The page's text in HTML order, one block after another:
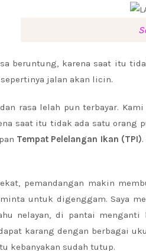
beruntung, karena saat itu
jalan akan licin.
dan rasa lelah pun terbayar.
saat itu tidak ada satu orang
Tempat Pelelangan Ikan (TPI)
pemandangan makin
untuk digenggam. Saya
nelayan, di pantai menganti
karang dengan berbagai
kebanyakan sudah tutup.